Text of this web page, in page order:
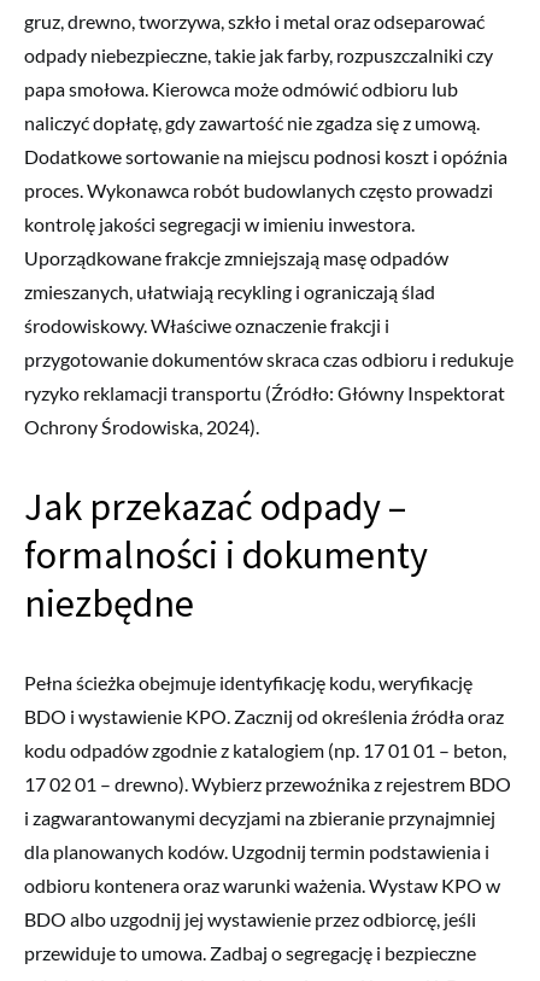
gruz, drewno, tworzywa, szkło i metal oraz odseparować
odpady niebezpieczne, takie jak farby, rozpuszczalniki czy
papa smołowa. Kierowca może odmówić odbioru lub
naliczyć dopłatę, gdy zawartość nie zgadza się z umową.
Dodatkowe sortowanie na miejscu podnosi koszt i opóźnia
proces. Wykonawca robót budowlanych często prowadzi
kontrolę jakości segregacji w imieniu inwestora.
Uporządkowane frakcje zmniejszają masę odpadów
zmieszanych, ułatwiają recykling i ograniczają ślad
środowiskowy. Właściwe oznaczenie frakcji i
przygotowanie dokumentów skraca czas odbioru i redukuje
ryzyko reklamacji transportu (Źródło: Główny Inspektorat
Ochrony Środowiska, 2024).
Jak przekazać odpady –
formalności i dokumenty
niezbędne
Pełna ścieżka obejmuje identyfikację kodu, weryfikację
BDO i wystawienie KPO. Zacznij od określenia źródła oraz
kodu odpadów zgodnie z katalogiem (np. 17 01 01 – beton,
17 02 01 – drewno). Wybierz przewoźnika z rejestrem BDO
i zagwarantowanymi decyzjami na zbieranie przynajmniej
dla planowanych kodów. Uzgodnij termin podstawienia i
odbioru kontenera oraz warunki ważenia. Wystaw KPO w
BDO albo uzgodnij jej wystawienie przez odbiorcę, jeśli
przewiduje to umowa. Zadbaj o segregację i bezpieczne